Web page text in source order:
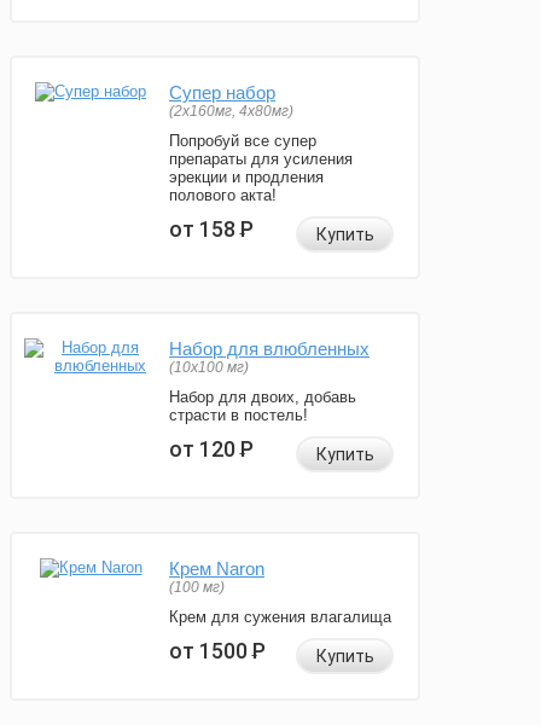
Супер набор
(2х160мг, 4х80мг)
Попробуй все супер
препараты для усиления
эрекции и продления
полового акта!
от 158Р Купить
Набор для влюбленных
(10х100 мг)
Набор для двоих, добавь
страсти в постель!
от 120Р Купить
Крем Naron
(100 мг)
Крем для сужения влагалища
от 1500Р Купить